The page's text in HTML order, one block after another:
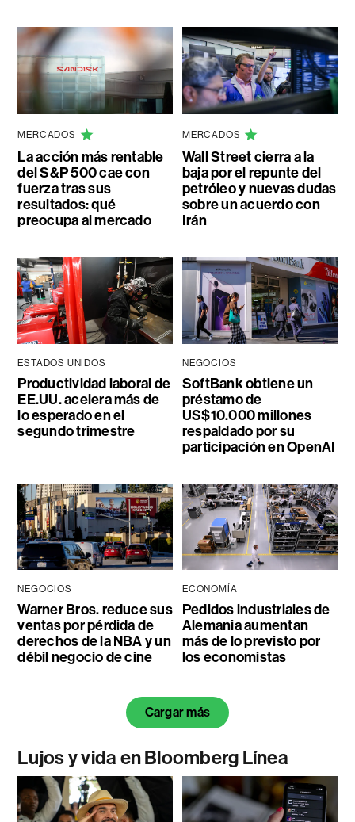
MERCADOS
La acción más rentable
del S&P 500 cae con
fuerza tras sus
resultados: qué
preocupa al mercado
MERCADOS
Wall Street cierra a la
baja por el repunte del
petróleo y nuevas dudas
sobre un acuerdo con
Irán
ESTADOS UNIDOS
Productividad laboral de
EE.UU. acelera más de
lo esperado en el
segundo trimestre
NEGOCIOS
SoftBank obtiene un
préstamo de
US$10.000 millones
respaldado por su
participación en OpenAI
NEGOCIOS
Warner Bros. reduce sus
ventas por pérdida de
derechos de la NBA y un
débil negocio de cine
ECONOMÍA
Pedidos industriales de
Alemania aumentan
más de lo previsto por
los economistas
Cargar más
Lujos y vida en Bloomberg Línea